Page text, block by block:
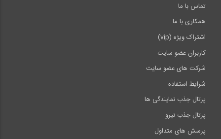
تماس با ما
همکاری با ما
اشتراک ویژه (vip)
کاربران عضو سایت
شرکت های عضو سایت
شرایط استفاده
پرتال جذب نمایندگی ها
پرتال جذب نیرو
پرسش های متداول